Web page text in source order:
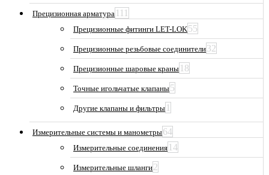
Прецизионная арматура 111
Прецизионные фитинги LET-LOK55
Прецизионные резьбовые соединители32
Прецизионные шаровые краны 18
Точные игольчатые клапаны5
Другие клапаны и фильтры 1
Измерительные системы и манометры64
Измерительные соединения 14
Измерительные шланги2